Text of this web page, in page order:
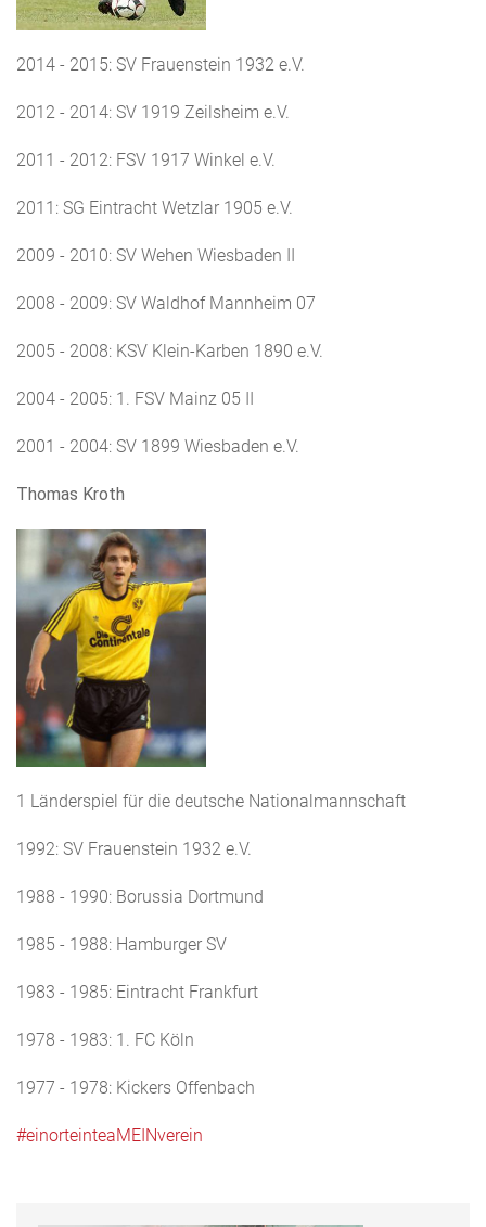
2014 - 2015: SV Frauenstein 1932 e.V.
2012 - 2014: SV 1919 Zeilsheim e.V.
2011 - 2012: FSV 1917 Winkel e.V.
2011: SG Eintracht Wetzlar 1905 e.V.
2009 - 2010: SV Wehen Wiesbaden II
2008 - 2009: SV Waldhof Mannheim 07
2005 - 2008: KSV Klein-Karben 1890 e.V.
2004 - 2005: 1. FSV Mainz 05 II
2001 - 2004: SV 1899 Wiesbaden e.V.
Thomas Kroth
1 Länderspiel für die deutsche Nationalmannschaft
1992: SV Frauenstein 1932 e.V.
1988 - 1990: Borussia Dortmund
1985 - 1988: Hamburger SV
1983 - 1985: Eintracht Frankfurt
1978 - 1983: 1. FC Köln
1977 - 1978: Kickers Offenbach
#einorteinteaMEINverein